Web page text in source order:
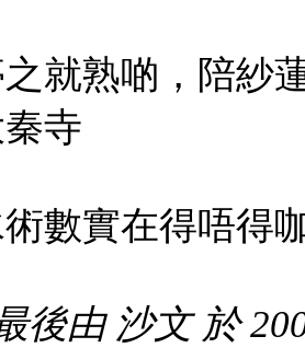
就熟啲，陪紗
寺
數實在得唔得
後由 沙文 於